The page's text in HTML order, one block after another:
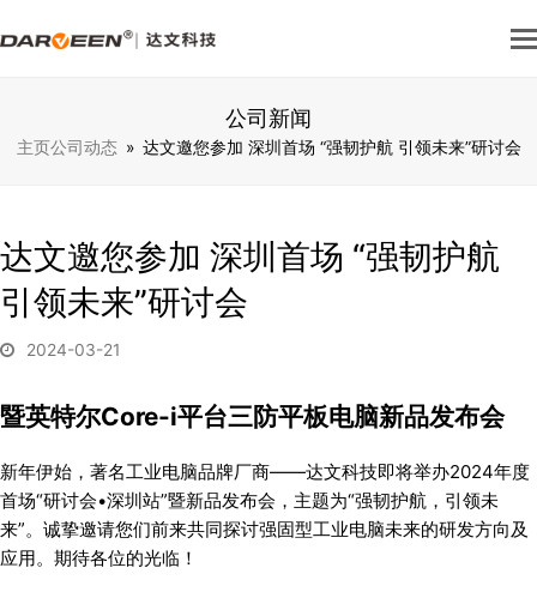
公司新闻
主页公司动态 » 达文邀您参加 深圳首场 “强韧护航 引领未来”研讨会
达文邀您参加 深圳首场 “强韧护航
引领未来”研讨会
2024-03-21
暨英特尔Core-i平台三防平板电脑新品发布会
新年伊始，著名工业电脑品牌厂商——达文科技即将举办2024年度
首场“研讨会•深圳站”暨新品发布会，主题为“强韧护航，引领未
来”。诚挚邀请您们前来共同探讨强固型工业电脑未来的研发方向及
应用。期待各位的光临！